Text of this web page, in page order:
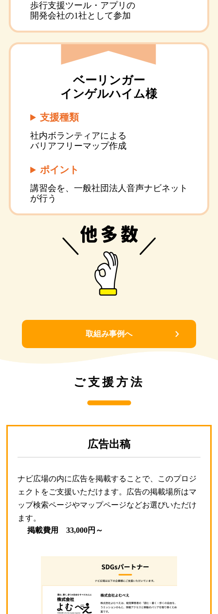
歩行支援ツール・アプリの
開発会社の1社として参加
ベーリンガー
インゲルハイム様
支援種類
社内ボランティアによる
バリアフリーマップ作成
ポイント
講習会を、一般社団法人音声ナビネット
が行う
取組み事例へ
ご支援方法
広告出稿
ナビ広場の内に広告を掲載することで、このプロジ
ェクトをご支援いただけます。広告の掲載場所はマ
ップ検索ページやマップページなどお選びいただけ
ます。
掲載費用 33,000円～